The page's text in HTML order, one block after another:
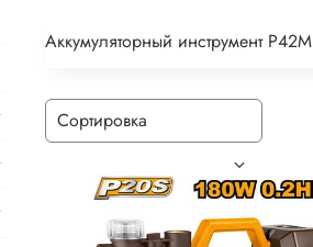
Аккумуляторный инструмент P42M